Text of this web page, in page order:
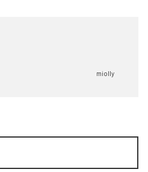
miolly